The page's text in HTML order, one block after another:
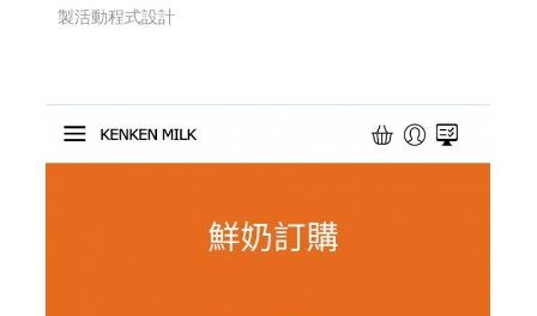
製活動程式設計